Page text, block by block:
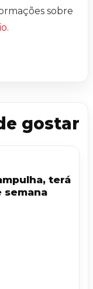
sobre
.
gostar
terá
semana